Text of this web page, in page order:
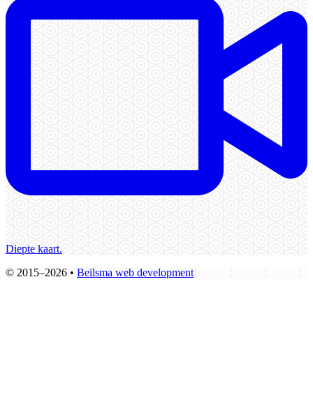
Diepte kaart.
© 2015–2026 • Beilsma web development